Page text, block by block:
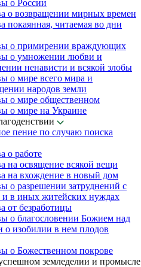
о России
о возвращении мирных времен
покаянная, читаемая во дни
о примирении враждующих
о умножении любви и
ненависти и всякой злобы
о мире всего мира и
народов земли
о мире общественном
о мире на Украине
пение по случаю поиска
о работе
на освящение всякой вещи
на вхождение в новый дом
о разрешении затруднений с
в иных житейских нуждах
от безработицы
о благословении Божием над
о изобилии в нем плодов
о Божественном покрове
земледелии и промысле